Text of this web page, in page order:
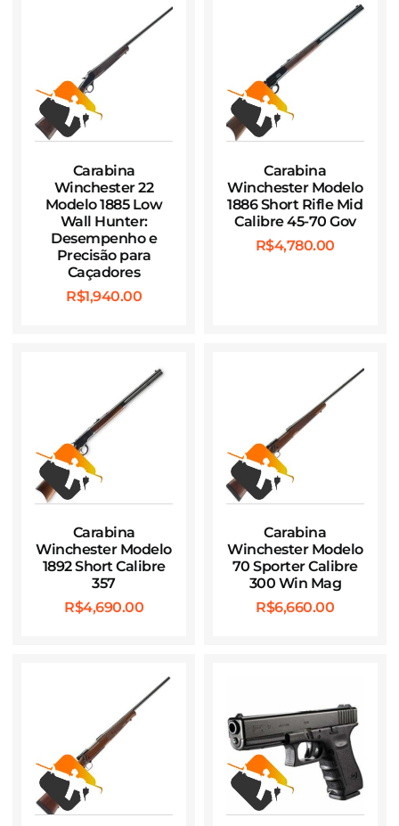
Carabina
Winchester 22
Modelo 1885 Low
Wall Hunter:
Desempenho e
Precisão para
Caçadores
R$1,940.00
Carabina
Winchester Modelo
1886 Short Rifle Mid
Calibre 45-70 Gov
R$4,780.00
Carabina
Winchester Modelo
1892 Short Calibre
357
R$4,690.00
Carabina
Winchester Modelo
70 Sporter Calibre
300 Win Mag
R$6,660.00